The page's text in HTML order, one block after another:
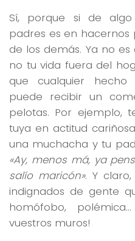
Sí, porque si de algo
padres es en hacernos
de los demás. Ya no
no tu vida fuera del
que cualquier hecho
puede recibir un
pelotas. Por ejemplo,
tuya en actitud
una muchacha y tu
«Ay, menos má, ya
salío maricón». Y
indignados de gente
homófobo,
vuestros muros!